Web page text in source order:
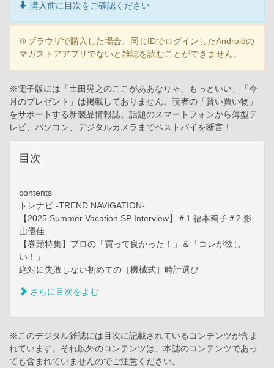
購入前に目次をご確認ください
※ブラウザで購入した場合、同じIDでログインしたAndroidの
マガストアアプリでないと雑誌を読むことができません。
※電子版には「土田晃之のここがああなりゃ、もっといい」「今
月のプレゼント」は掲載しておりません。読者の「賢い買い物」
をサポートする新製品情報誌。話題のスマートフォンから薄型テ
レビ、パソコン、デジタルカメラまでベストバイを断言！
目次
contents
トレナビ -TREND NAVIGATION-
【2025 Summer Vacation SP Interview】＃1 福本莉子＃2 影
山優佳
【巻頭特集】プロの「買って良かった！」＆「コレが欲し
い！」
絶対に失敗しない初めての［機械式］時計選び
さらに目次をよむ
※このデジタル雑誌には目次に記載されているコンテンツが含ま
れています。それ以外のコンテンツは、本誌のコンテンツであっ
ても含まれていませんのでご注意ください。